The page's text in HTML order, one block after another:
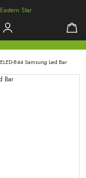
ELED-844 Samsung Led Bar